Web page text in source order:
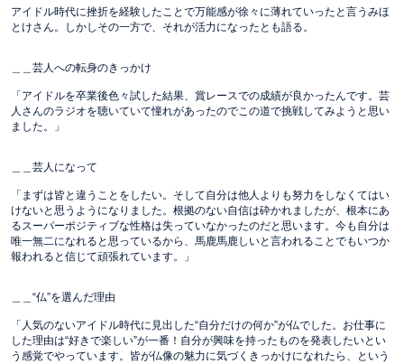
アイドル時代に挫折を経験したことで万能感が徐々に薄れていったと言うみほ
とけさん。しかしその一方で、それが活力になったとも語る。
＿＿芸人への転身のきっかけ
「アイドルを卒業後色々試した結果、賞レースでの成績が良かったんです。芸
人さんのラジオを聴いていて憧れがあったのでこの道で挑戦してみようと思い
ました。」
＿＿芸人になって
「まずは皆と違うことをしたい。そして自分は他人よりも努力をしなくてはい
けないと思うようになりました。根拠のない自信は砕かれましたが、根本にあ
るスーパーポジティブな性格は失っていなかったのだと思います。今も自分は
唯一無二になれると思っているから、馬鹿馬鹿しいと言われることでもいつか
報われると信じて頑張れています。」
＿＿“仏”を選んだ理由
「人気のないアイドル時代に見出した“自分だけの何か”が仏でした。お仕事に
した理由は“好きで楽しい”が一番！自分が興味を持ったものを発表したいとい
う感覚でやっています。皆が仏像の魅力に気づくきっかけになれたら、という